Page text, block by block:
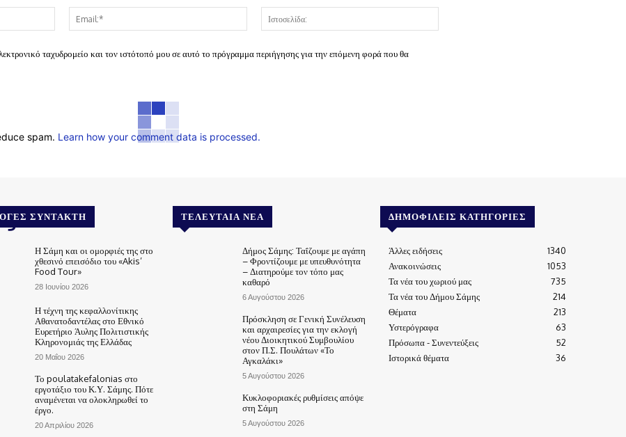
Όνομα:*
Email:*
ταχυδρομείο και τον ιστότοπό μου σε αυτό το πρόγραμμα περιήγησης για την επόμενη φορά που θα
spam. Learn how your comment data is processed.
ΣΥΝΤΆΚΤΗ
Η Σάμη και οι ομορφιές της στο
χθεσινό επεισόδιο του «Akis’
Food Tour»
28 Ιουνίου 2026
Η τέχνη της κεφαλλονίτικης
Αθανατοδαντέλας στο Εθνικό
Ευρετήριο Άυλης Πολιτιστικής
Κληρονομιάς της Ελλάδας
20 Μαΐου 2026
Το poulatakefalonias στο
εργοτάξιο του Κ.Υ. Σάμης. Πότε
αναμένεται να ολοκληρωθεί το
έργο.
20 Απριλίου 2026
ΤΕΛΕΥΤΑΊΑ ΝΈΑ
Δήμος Σάμης: Ταΐζουμε με αγάπη
– Φροντίζουμε με υπευθυνότητα
– Διατηρούμε τον τόπο μας
καθαρό
6 Αυγούστου 2026
Πρόσκληση σε Γενική Συνέλευση
και αρχαιρεσίες για την εκλογή
νέου Διοικητικού Συμβουλίου
στον Π.Σ. Πουλάτων «Το
Αγκαλάκι»
5 Αυγούστου 2026
Κυκλοφοριακές ρυθμίσεις απόψε
στη Σάμη
5 Αυγούστου 2026
ΔΗΜΟΦΙΛΕΊΣ ΚΑΤΗΓΟΡΊΕΣ
Άλλες ειδήσεις
1340
Ανακοινώσεις
1053
Τα νέα του χωριού μας
735
Τα νέα του Δήμου Σάμης
214
Θέματα
213
Υστερόγραφα
63
Πρόσωπα - Συνεντεύξεις
52
Ιστορικά θέματα
36